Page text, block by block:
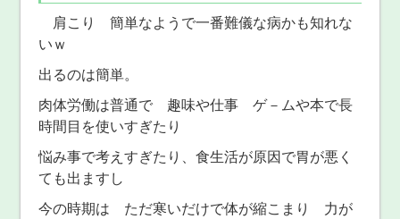
肩こり 簡単なようで一番難儀な病かも知れな
いｗ
出るのは簡単。
肉体労働は普通で 趣味や仕事 ゲ－ムや本で長
時間目を使いすぎたり
悩み事で考えすぎたり、食生活が原因で胃が悪く
ても出ますし
今の時期は ただ寒いだけで体が縮こまり 力が